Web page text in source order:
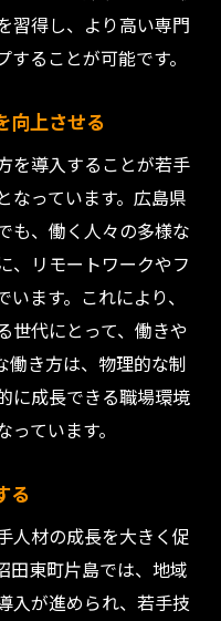
習得し、より高い専門
ることが可能です。
向上させる
を導入することが若手
なっています。広島県
も、働く人々の多様な
、リモートワークやフ
ます。これにより、
世代にとって、働きや
働き方は、物理的な制
に成長できる職場環境
ています。
る
人材の成長を大きく促
田東町片島では、地域
入が進められ、若手技